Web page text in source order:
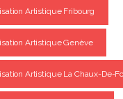
Artistique Fribourg
Artistique Genève
Artistique La Chaux-De-